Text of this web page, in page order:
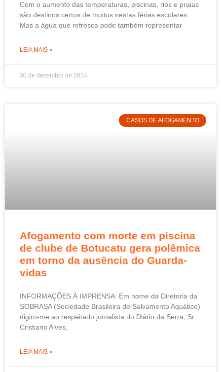
Com o aumento das temperaturas, piscinas, rios e praias
são destinos certos de muitos nestas férias escolares.
Mas a água que refresca pode também representar
LEIA MAIS »
30 de dezembro de 2014
CASOS DE AFOGAMENTO
Afogamento com morte em piscina
de clube de Botucatu gera polêmica
em torno da ausência do Guarda-
vidas
INFORMAÇÕES À IMPRENSA: Em nome da Diretoria da
SOBRASA (Sociedade Brasileira de Salvamento Aquático)
digiro-me ao respeitado jornalista do Diário da Serra, Sr
Cristiano Alves,
LEIA MAIS »